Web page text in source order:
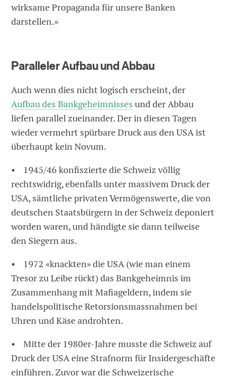
wirksame Propaganda für unsere Banken
darstellen.»
Paralleler Aufbau und Abbau
Auch wenn dies nicht logisch erscheint, der
Aufbau des Bankgeheimnisses und der Abbau
liefen parallel zueinander. Der in diesen Tagen
wieder vermehrt spürbare Druck aus den USA ist
überhaupt kein Novum.
• 1945/46 konfiszierte die Schweiz völlig
rechtswidrig, ebenfalls unter massivem Druck der
USA, sämtliche privaten Vermögenswerte, die von
deutschen Staatsbürgern in der Schweiz deponiert
worden waren, und händigte sie dann teilweise
den Siegern aus.
• 1972 «knackten» die USA (wie man einem
Tresor zu Leibe rückt) das Bankgeheimnis im
Zusammenhang mit Mafiageldern, indem sie
handelspolitische Retorsionsmassnahmen bei
Uhren und Käse androhten.
• Mitte der 1980er-Jahre musste die Schweiz auf
Druck der USA eine Strafnorm für Insidergeschäfte
einführen. Zuvor war die Schweizerische